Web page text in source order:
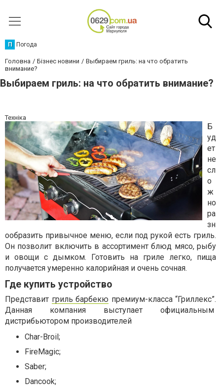
П Погода
Головна Бізнес новини
Выбираем гриль: на что обратить
внимание?
Выбираем гриль: на что обратить внимание?
Техніка
Б
уд
ет
не
сл
о
ж
но
ра
зн
ообразить привычное меню, если под рукой есть гриль.
Он позволит включить в ассортимент блюд мясо, рыбу
и овощи с дымком. Готовить на гриле легко, пища
получается умеренно калорийная и очень сочная.
Где купить устройство
Представит гриль барбекю премиум-класса “Гриллекс”.
Данная компания выступает официальным
дистрибьютором производителей
Char-Broil;
FireMagic;
Saber;
Dancook;